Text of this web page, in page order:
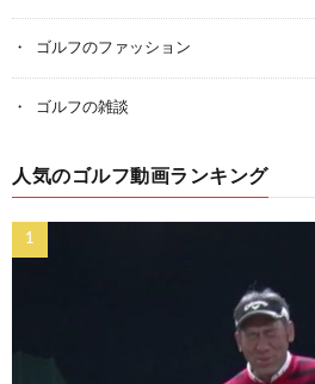
ゴルフのファッション
ゴルフの雑談
人気のゴルフ動画ランキング